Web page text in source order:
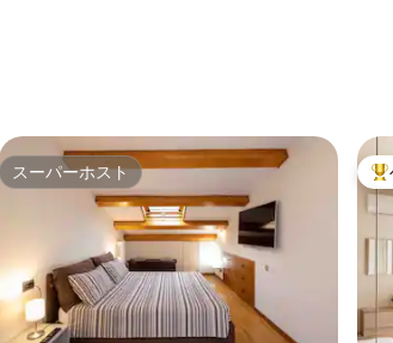
5つ星中4.93つ星の平均評価
スーパーホスト
スーパーホスト